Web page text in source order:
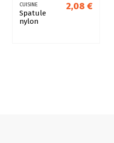
CUISINE
Spatule
nylon
2,08 €